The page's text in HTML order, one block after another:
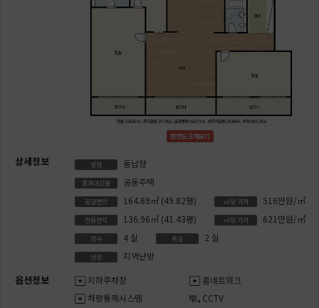
평면도크게보기
상세정보 방향 동남향
중개대상물 공동주택
공급면적 164.69㎡ (49.82평) ㎡당 가격 516만원/㎡
전용면적 136.96㎡ (41.43평) ㎡당 가격 621만원/㎡
방수 4 실 욕실 2 실
난방 지역난방
옵션정보 지하주차장
홈네트워크
차량통제시스템
CCTV